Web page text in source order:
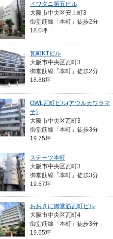
イワタニ第五ビル
大阪市中央区安土町3
御堂筋線「本町」徒歩2分
18.0坪
瓦町KTビル
大阪市中央区瓦町3
御堂筋線「本町」徒歩2分
18.88坪
OWL瓦町ビル(アウルカワラマ
チ)
大阪市中央区瓦町3
御堂筋線「本町」徒歩3分
19.75坪
ステーツ本町
大阪市中央区瓦町3
御堂筋線「本町」徒歩3分
19.67坪
おおきに御堂筋瓦町ビル
大阪市中央区瓦町4
御堂筋線「本町」徒歩3分
19.65坪